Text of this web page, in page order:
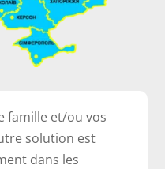
famille et/ou vos
solution est
dans les